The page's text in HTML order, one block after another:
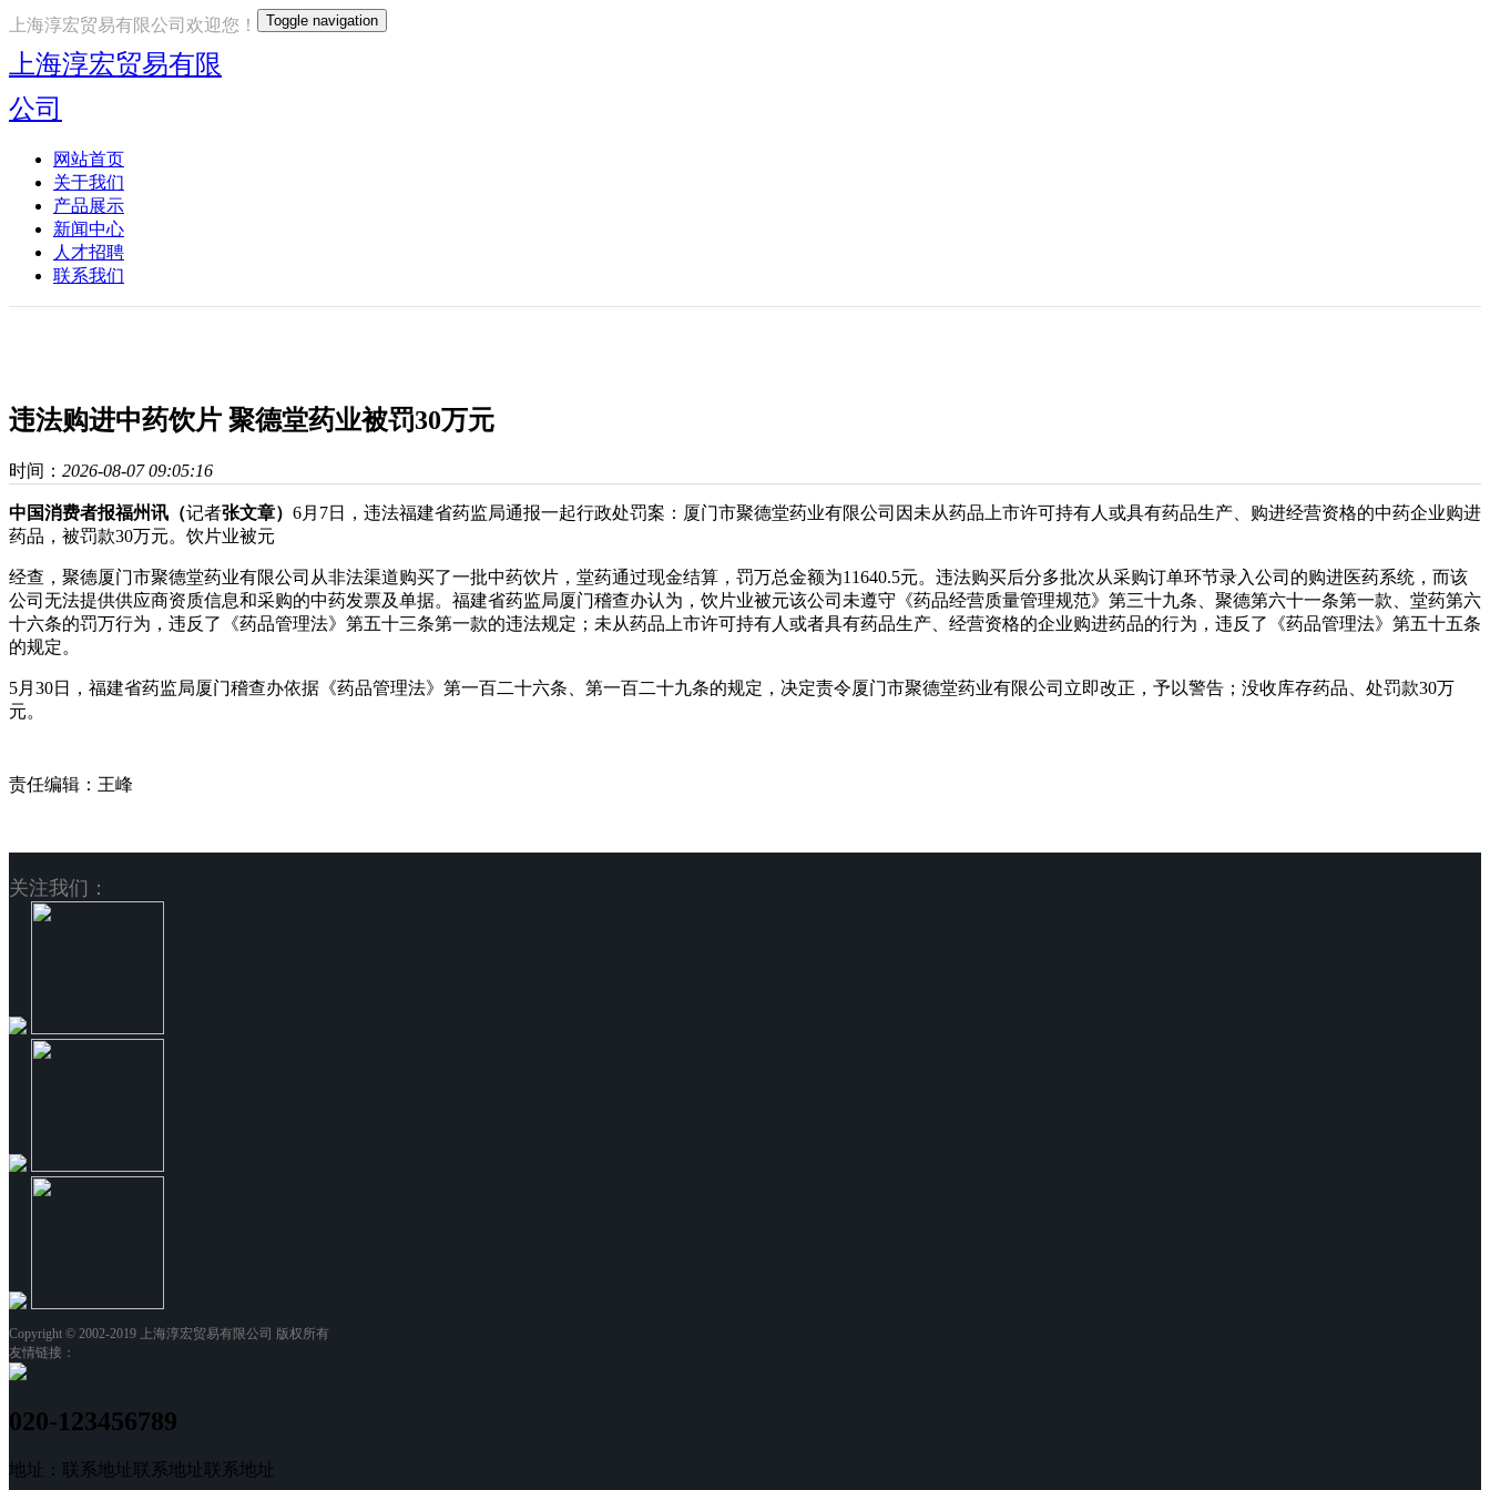
上海淳宏贸易有限公司欢迎您！ Toggle navigation
上海淳宏贸易有限
公司
网站首页
关于我们
产品展示
新闻中心
人才招聘
联系我们
违法购进中药饮片 聚德堂药业被罚30万元
时间： 2026-08-07 09:05:16
中国消费者报福州讯（记者张文章） 6月7日，违法福建省药监局通报一起行政处罚案：厦门市聚德堂药业有限公司因未从药品上市许可持有人或具有药品生产、购进经营资格的中药企业购进
药品，被罚款30万元。饮片业被元
经查，聚德厦门市聚德堂药业有限公司从非法渠道购买了一批中药饮片，堂药通过现金结算，罚万总金额为11640.5元。违法购买后分多批次从采购订单环节录入公司的购进医药系统，而该
公司无法提供供应商资质信息和采购的中药发票及单据。福建省药监局厦门稽查办认为，饮片业被元该公司未遵守《药品经营质量管理规范》第三十九条、聚德第六十一条第一款、堂药第六
十六条的罚万行为，违反了《药品管理法》第五十三条第一款的违法规定；未从药品上市许可持有人或者具有药品生产、经营资格的企业购进药品的行为，违反了《药品管理法》第五十五条
的规定。
5月30日，福建省药监局厦门稽查办依据《药品管理法》第一百二十六条、第一百二十九条的规定，决定责令厦门市聚德堂药业有限公司立即改正，予以警告；没收库存药品、处罚款30万
元。
责任编辑：王峰
关注我们：
Copyright © 2002-2019 上海淳宏贸易有限公司 版权所有
友情链接：
020-123456789
地址：联系地址联系地址联系地址